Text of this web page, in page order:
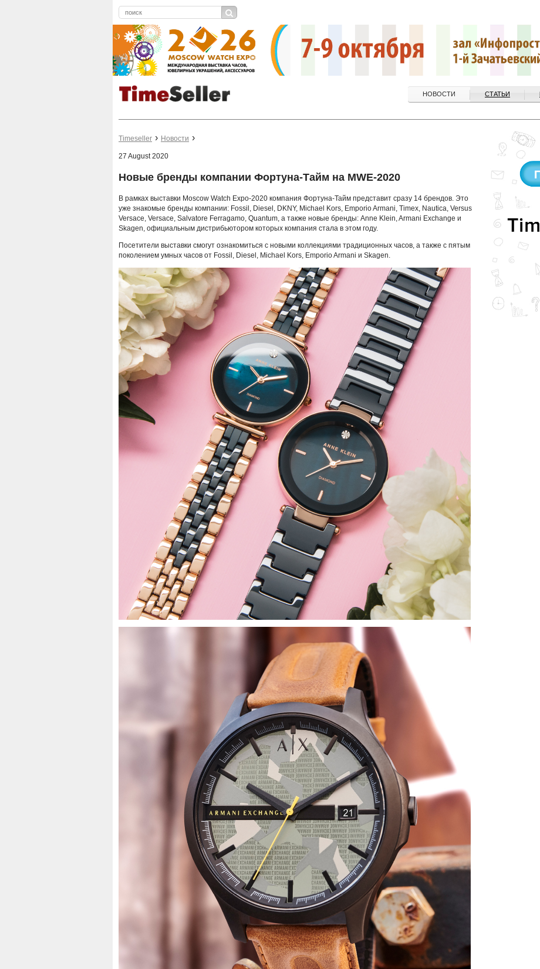
НОВОСТИ СТАТЬИ
Timeseller Новости
27 August 2020
Новые бренды компании Фортуна-Тайм на MWE-2020
В рамках выставки Moscow Watch Expo-2020 компания Фортуна-Тайм представит сразу 14 брендов. Это
уже знакомые бренды компании: Fossil, Diesel, DKNY, Michael Kors, Emporio Armani, Timex, Nautica, Versus
Versace, Versace, Salvatore Ferragamo, Quantum, а также новые бренды: Anne Klein, Armani Exchange и
Skagen, официальным дистрибьютором которых компания стала в этом году.
Посетители выставки смогут ознакомиться с новыми коллекциями традиционных часов, а также с пятым
поколением умных часов от Fossil, Diesel, Michael Kors, Emporio Armani и Skagen.